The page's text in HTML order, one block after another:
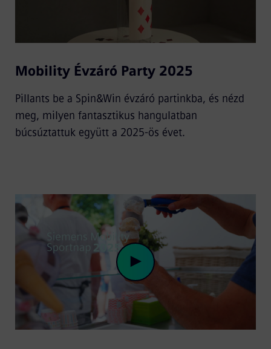
Play
Video
Mobility Évzáró Party 2025
Pillants be a Spin&Win évzáró partinkba, és nézd
meg, milyen fantasztikus hangulatban
búcsúztattuk együtt a 2025-ös évet.
Play